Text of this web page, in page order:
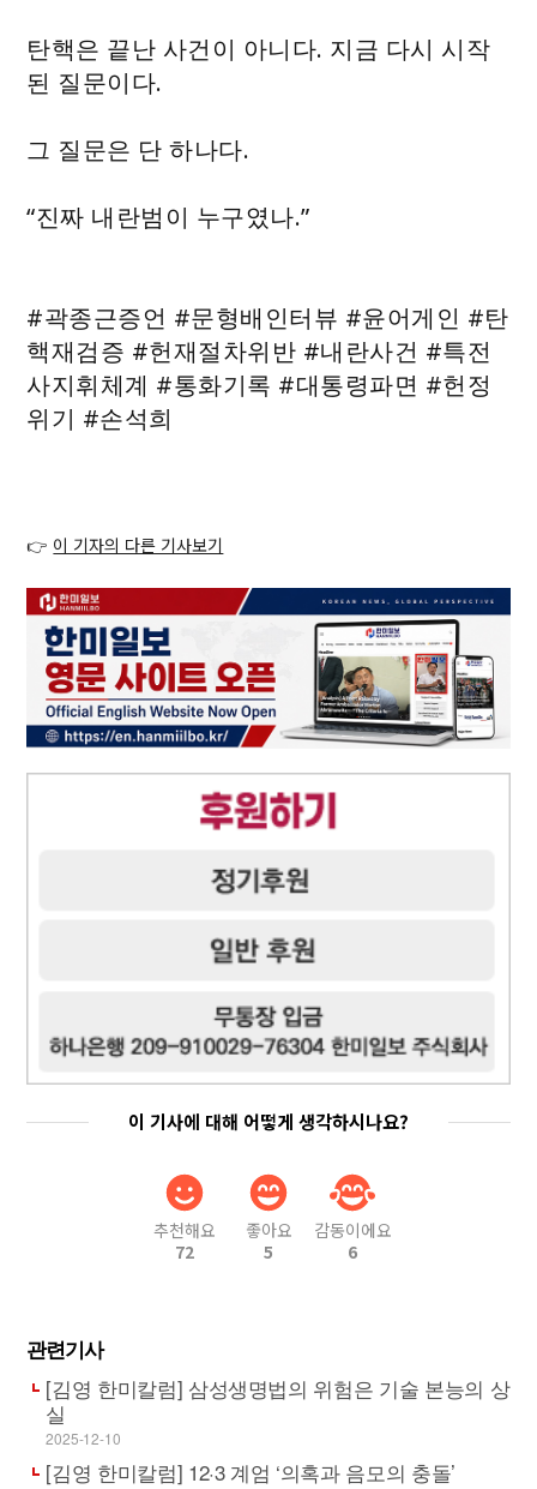
탄핵은 끝난 사건이 아니다. 지금 다시 시작
된 질문이다.
그 질문은 단 하나다.
“진짜 내란범이 누구였나.”
#곽종근증언 #문형배인터뷰 #윤어게인 #탄
핵재검증 #헌재절차위반 #내란사건 #특전
사지휘체계 #통화기록 #대통령파면 #헌정
위기 #손석희
👉 이 기자의 다른 기사보기
이 기사에 대해 어떻게 생각하시나요?
추천해요
72
좋아요
5
감동이에요
6
관련기사
[김영 한미칼럼] 삼성생명법의 위험은 기술 본능의 상
실
2025-12-10
[김영 한미칼럼] 12·3 계엄 ‘의혹과 음모의 충돌’